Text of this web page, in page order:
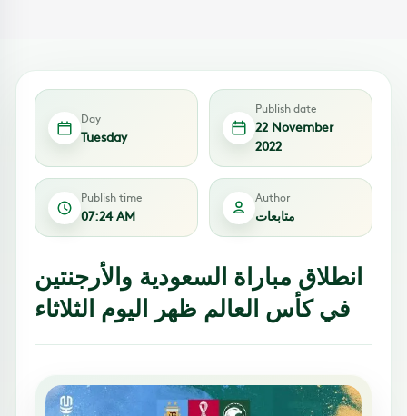
Day
Tuesday
Publish date
22 November
2022
Publish time
07:24 AM
Author
متابعات
انطلاق مباراة السعودية والأرجنتين
في كأس العالم ظهر اليوم الثلاثاء